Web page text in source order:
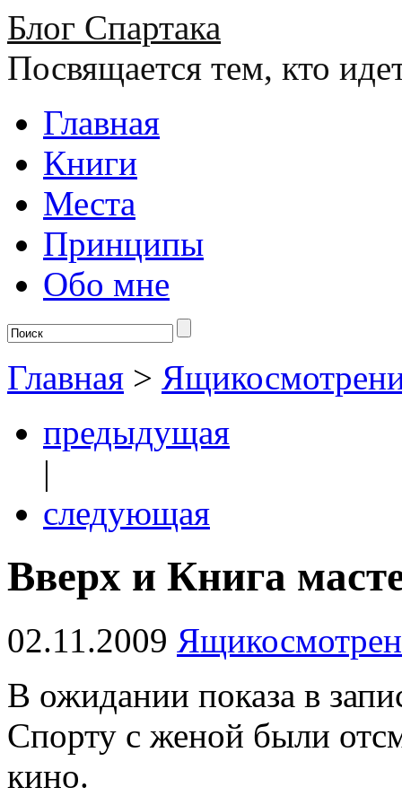
Блог Спартака
Посвящается тем, кто
Главная
Книги
Места
Принципы
Обо мне
Главная >
предыдущая
|
следующая
Вверх и Книга
02.11.2009
В ожидании показа в
Спорту с женой были
кино.